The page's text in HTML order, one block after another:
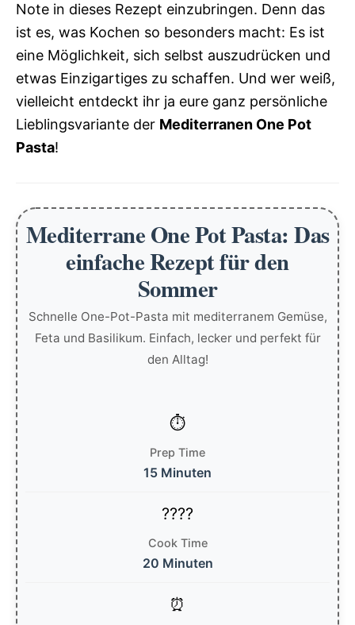
Note in dieses Rezept einzubringen. Denn das
ist es, was Kochen so besonders macht: Es ist
eine Möglichkeit, sich selbst auszudrücken und
etwas Einzigartiges zu schaffen. Und wer weiß,
vielleicht entdeckt ihr ja eure ganz persönliche
Lieblingsvariante der Mediterranen One Pot
Pasta!
Mediterrane One Pot Pasta: Das
einfache Rezept für den
Sommer
Schnelle One-Pot-Pasta mit mediterranem Gemüse,
Feta und Basilikum. Einfach, lecker und perfekt für
den Alltag!
Prep Time
15 Minuten
Cook Time
20 Minuten